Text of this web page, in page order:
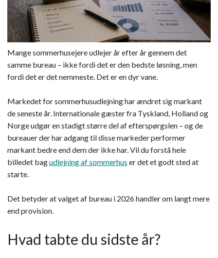
Mange sommerhusejere udlejer år efter år gennem det
samme bureau – ikke fordi det er den bedste løsning, men
fordi det er det nemmeste. Det er en dyr vane.
Markedet for sommerhusudlejning har ændret sig markant
de seneste år. Internationale gæster fra Tyskland, Holland og
Norge udgør en stadigt større del af efterspørgslen – og de
bureauer der har adgang til disse markeder performer
markant bedre end dem der ikke har. Vil du forstå hele
billedet bagudlejning af sommerhus er det et godt sted at
starte.
Det betyder at valget af bureau i 2026 handler om langt mere
end provision.
Hvad tabte du sidste år?